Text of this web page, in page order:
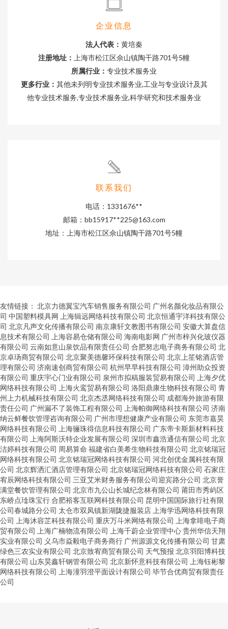
企业信息
法人代表： 黄培秦
注册地址：
上海市松江区佘山镇陶干路701号5幢
所属行业： 专业技术服务业
更多行业： 其他未列明专业技术服务业,工业与专业设计及其
他专业技术服务,专业技术服务业,科学研究和技术服务业
联系我们
电话：1331676**
邮箱：bb15917**225@163.com
地址：上海市松江区佘山镇陶干路701号5幢
友情链接： 北京力德翼宝汽车销售服务有限公司 广州名颜化妆品有限公
司 中国塑料模具网 上海辑远网络科技有限公司 北京恒通宇洋科技有限公
司 北京凡声文化传播有限公司 南京康轩文教图书有限公司 安徽大算盘信
息技术有限公司
上海容易仓储有限公司 海南电影网 广州市梓兴化玻仪器
有限公司 云南如意山泉饮品有限责任公司 合肥努志电子商务有限公司 北
京卓玚商贸有限公司 北京聚美德馨环保科技有限公司 北京上笙铭酒店管
理有限公司 济南速创商贸有限公司 杭州早早科技有限公司 漳州助众投资
有限公司 重庆宇心门业有限公司 泉州市拟稿服装贸易有限公司
上海夕优
网络科技有限公司
上海火鸾贸易有限公司 洛阳鼎康生物科技有限公司 青
州上力机械科技有限公司 北京杰丞网络科技有限公司 成都海外旅游有限
责任公司 广州漏不了装饰工程有限公司 上海帕御网络科技有限公司 济南
纳云鲜餐饮管理咨询有限公司 广州市理想健康产业有限公司 东莞市嘉昊
网络科技有限公司
上海骊珠得信息科技有限公司 广东帝卡斯新材料科技
有限公司
上海阿斯沃特企业发展有限公司 深圳市鑫浩通信有限公司 北京
洁婷科技有限公司 周易算命 福建省白美希生物科技有限公司 北京铭瑞冠
网络科技有限公司 北京铭瑞冠网络科技有限公司 河北创优金属科技有限
公司 北京辉洒汇酒店管理有限公司 北京铭瑞冠网络科技有限公司 石家庄
宥辰网络科技有限公司 三亚艾米财务服务有限公司迎宾路分公司 北京誉
满堂餐饮管理有限公司 北京市九公山长城纪念林有限公司 莆田市秀屿区
东峤点琻珠宝行合肥裕客互联网科技有限公司 昆明中国国际旅行社有限
公司春城路分公司 太仓市双凤镇新湖陇捷服装店 上海学迅网络科技有限
公司
上海沐容芷科技有限公司 重庆万斗米网络有限公司
上海拿啡电子商
贸有限公司
上海广楠物流有限公司 上海千蔚企业管理中心贵州华信天翔
实业有限公司 义乌市焱毅电子商务商行 广州源源文化传播有限公司 甘肃
绿色三农实业有限公司 北京致宥商贸有限公司 天气预报 北京羽阳博科技
有限公司 山东昊鑫轩钢管有限公司 北京新怀意科技有限公司
上海钰彬黎
网络科技有限公司
上海潼羽澄平面设计有限公司 毕节合优商贸有限责任
公司